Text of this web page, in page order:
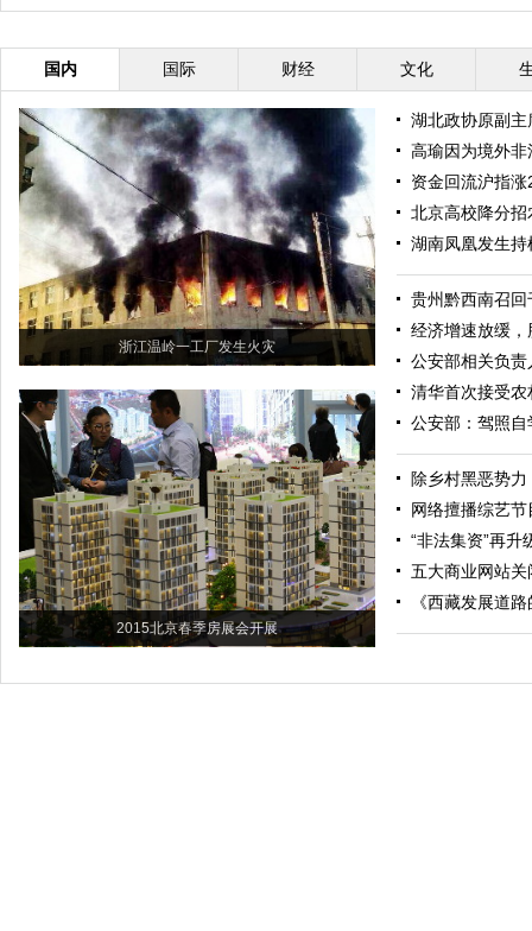
人受伤
时加直播分场
国内 国际 财经 文化
浙江温岭一工厂发生火灾
2015北京春季房展会开展
湖北政协原副
高瑜因为境外
资金回流沪指
北京高校降分
湖南凤凰发生
贵州黔西南召
经济增速放缓
公安部相关负
清华首次接受农
公安部：驾照
除乡村黑恶势力
网络擅播综艺
“非法集资”再升
五大商业网站
《西藏发展道